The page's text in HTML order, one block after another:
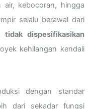
air, kebocoran, hingga
selalu berawal dari
dispesifikasikan
kehilangan kendali
dengan standar
dari sekadar fungsi